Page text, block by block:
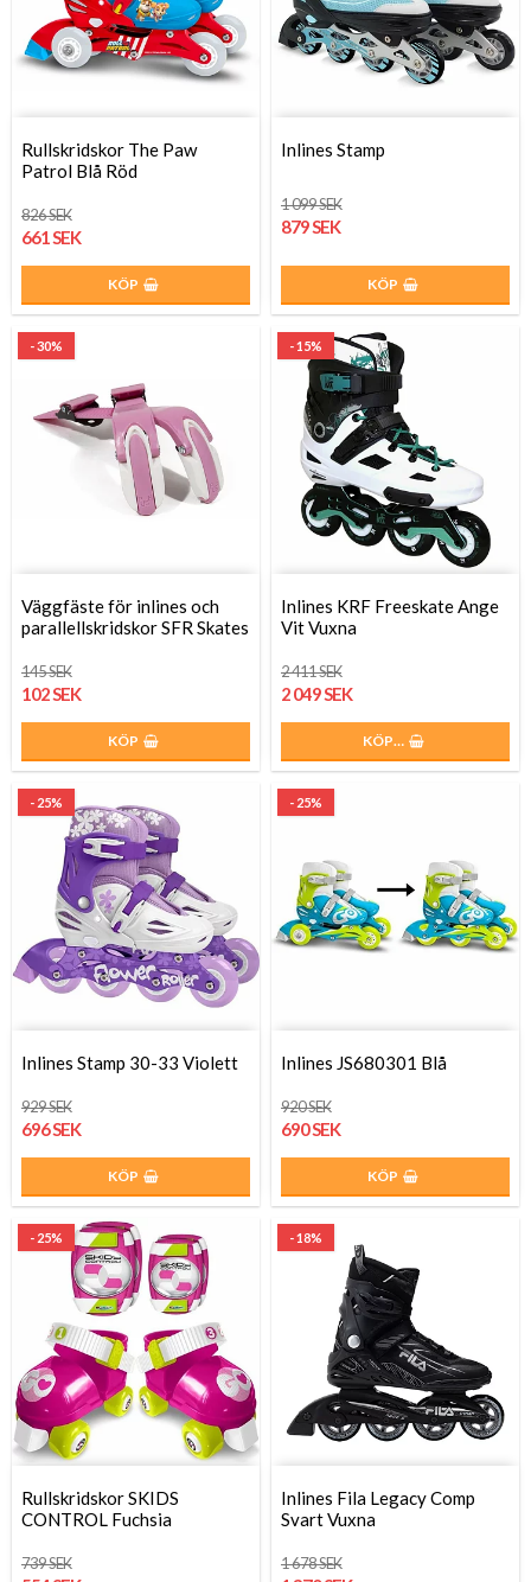
Rullskridskor The Paw
Patrol Blå Röd
826 SEK
661 SEK
KÖP
Inlines Stamp
1 099 SEK
879 SEK
KÖP
- 30%
Väggfäste för inlines och
parallellskridskor SFR Skates
145 SEK
102 SEK
KÖP
- 15%
Inlines KRF Freeskate Ange
Vit Vuxna
2 411 SEK
2 049 SEK
KÖP…
- 25%
Inlines Stamp 30-33 Violett
929 SEK
696 SEK
KÖP
- 25%
Inlines JS680301 Blå
920 SEK
690 SEK
KÖP
- 25%
Rullskridskor SKIDS
CONTROL Fuchsia
739 SEK
- 18%
Inlines Fila Legacy Comp
Svart Vuxna
1 678 SEK